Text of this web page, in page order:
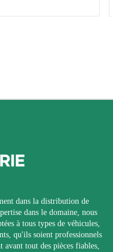
dans la distribution de
dans le domaine, nous
à tous types de véhicules,
qu'ils soient professionnels
tout des pièces fiables,